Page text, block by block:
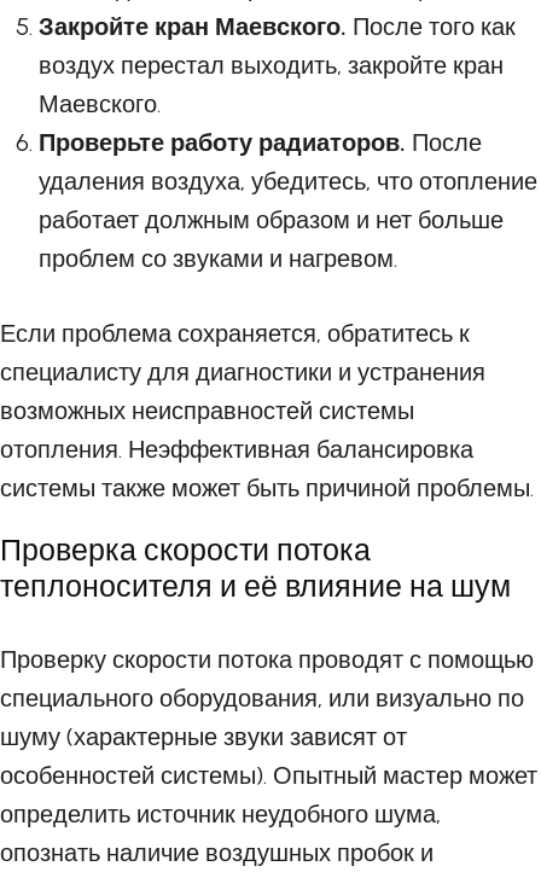
Закройте кран Маевского. После того как
воздух перестал выходить, закройте кран
Маевского.
Проверьте работу радиаторов. После
удаления воздуха, убедитесь, что отопление
работает должным образом и нет больше
проблем со звуками и нагревом.
Если проблема сохраняется, обратитесь к
специалисту для диагностики и устранения
возможных неисправностей системы
отопления. Неэффективная балансировка
системы также может быть причиной проблемы.
Проверка скорости потока
теплоносителя и её влияние на шум
Проверку скорости потока проводят с помощью
специального оборудования, или визуально по
шуму (характерные звуки зависят от
особенностей системы). Опытный мастер может
определить источник неудобного шума,
опознать наличие воздушных пробок и